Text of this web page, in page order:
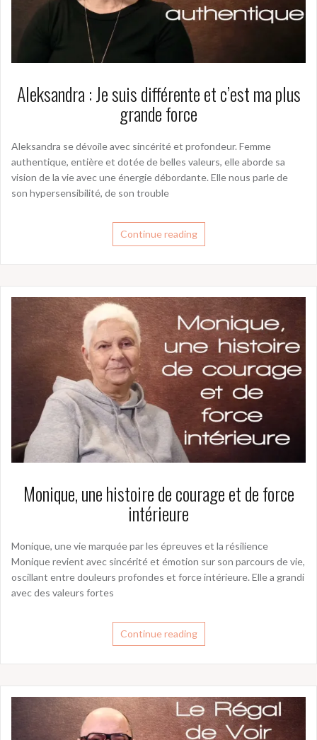
Aleksandra : Je suis différente et c’est ma plus
grande force
Aleksandra se dévoile avec sincérité et profondeur. Femme
authentique, entière et dotée de belles valeurs, elle aborde sa
vision de la vie avec une énergie débordante. Elle nous parle de
son hypersensibilité, de son trouble
Continue reading
Monique, une histoire de courage et de force
intérieure
Monique, une vie marquée par les épreuves et la résilience
Monique revient avec sincérité et émotion sur son parcours de vie,
oscillant entre douleurs profondes et force intérieure. Elle a grandi
avec des valeurs fortes
Continue reading